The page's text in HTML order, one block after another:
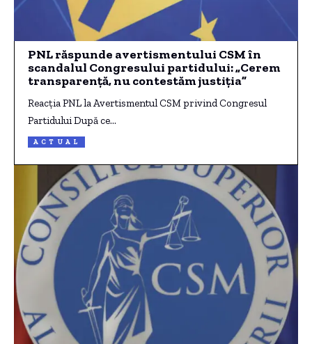
PNL răspunde avertismentului CSM în
scandalul Congresului partidului: „Cerem
transparență, nu contestăm justiția”
Reacția PNL la Avertismentul CSM privind Congresul
Partidului După ce…
ACTUAL